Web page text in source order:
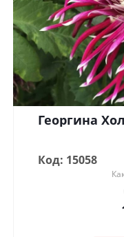
Георгина
Код: 15058